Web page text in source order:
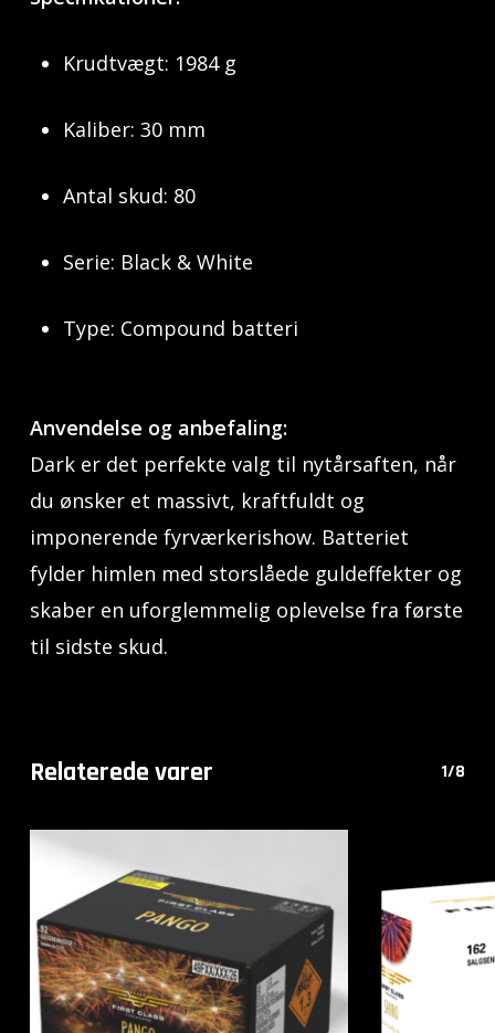
Krudtvægt: 1984 g
Kaliber: 30 mm
Antal skud: 80
Serie: Black & White
Type: Compound batteri
Anvendelse og anbefaling:
Dark er det perfekte valg til nytårsaften, når
du ønsker et massivt, kraftfuldt og
imponerende fyrværkerishow. Batteriet
fylder himlen med storslåede guldeffekter og
skaber en uforglemmelig oplevelse fra første
til sidste skud.
Relaterede varer 1/8